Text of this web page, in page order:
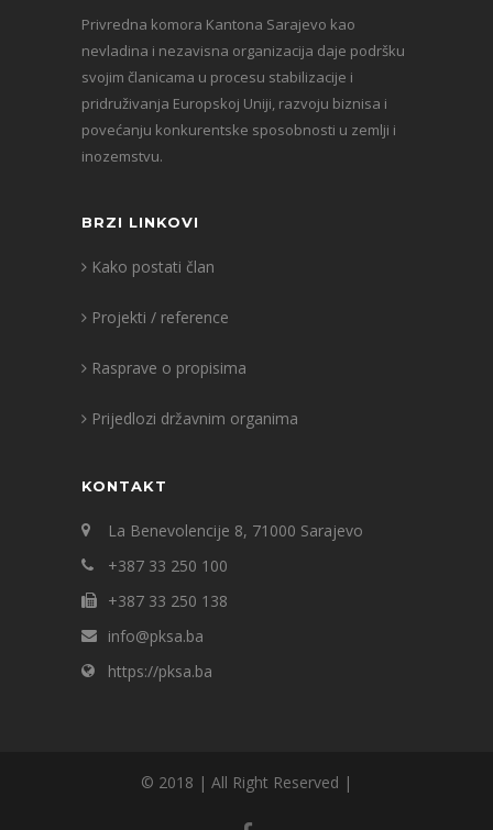
Privredna komora Kantona Sarajevo kao
nevladina i nezavisna organizacija daje podršku
svojim članicama u procesu stabilizacije i
pridruživanja Europskoj Uniji, razvoju biznisa i
povećanju konkurentske sposobnosti u zemlji i
inozemstvu.
BRZI LINKOVI
Kako postati član
Projekti / reference
Rasprave o propisima
Prijedlozi državnim organima
KONTAKT
La Benevolencije 8, 71000 Sarajevo
+387 33 250 100
+387 33 250 138
info@pksa.ba
https://pksa.ba
© 2018 | All Right Reserved |